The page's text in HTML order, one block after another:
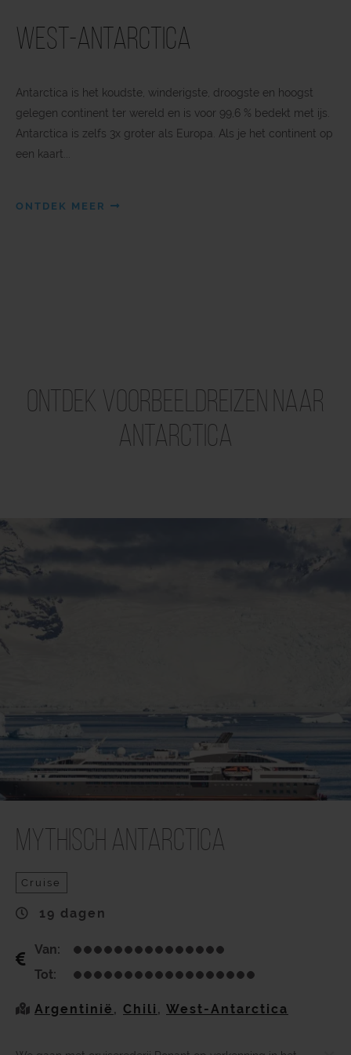
West-Antarctica
Antarctica is het koudste, winderigste, droogste en hoogst
gelegen continent ter wereld en is voor 99,6 % bedekt met ijs.
Antarctica is zelfs 3x groter als Europa. Als je het continent op
een kaart...
ONTDEK MEER
Ontdek voorbeeldreizen naar
Antarctica
Mythisch Antarctica
Cruise
19 dagen
Van:
Tot:
Argentinië , Chili , West-Antarctica